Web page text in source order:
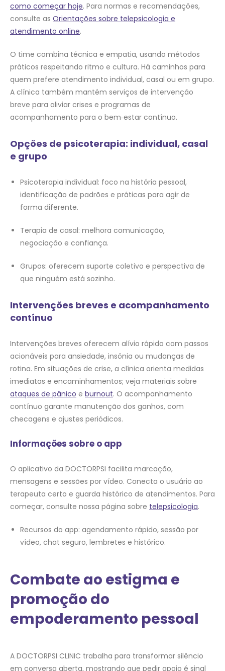
como começar hoje. Para normas e recomendações,
consulte as Orientações sobre telepsicologia e
atendimento online.
O time combina técnica e empatia, usando métodos
práticos respeitando ritmo e cultura. Há caminhos para
quem prefere atendimento individual, casal ou em grupo.
A clínica também mantém serviços de intervenção
breve para aliviar crises e programas de
acompanhamento para o bem‑estar contínuo.
Opções de psicoterapia: individual, casal
e grupo
Psicoterapia individual: foco na história pessoal,
identificação de padrões e práticas para agir de
forma diferente.
Terapia de casal: melhora comunicação,
negociação e confiança.
Grupos: oferecem suporte coletivo e perspectiva de
que ninguém está sozinho.
Intervenções breves e acompanhamento
contínuo
Intervenções breves oferecem alívio rápido com passos
acionáveis para ansiedade, insônia ou mudanças de
rotina. Em situações de crise, a clínica orienta medidas
imediatas e encaminhamentos; veja materiais sobre
ataques de pânico e burnout. O acompanhamento
contínuo garante manutenção dos ganhos, com
checagens e ajustes periódicos.
Informações sobre o app
O aplicativo da DOCTORPSI facilita marcação,
mensagens e sessões por vídeo. Conecta o usuário ao
terapeuta certo e guarda histórico de atendimentos. Para
começar, consulte nossa página sobre telepsicologia.
Recursos do app: agendamento rápido, sessão por
vídeo, chat seguro, lembretes e histórico.
Combate ao estigma e
promoção do
empoderamento pessoal
A DOCTORPSI CLINIC trabalha para transformar silêncio
em conversa aberta, mostrando que pedir apoio é sinal